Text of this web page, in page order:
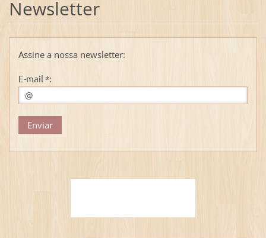
Newsletter
Assine a nossa newsletter:
E-mail *: